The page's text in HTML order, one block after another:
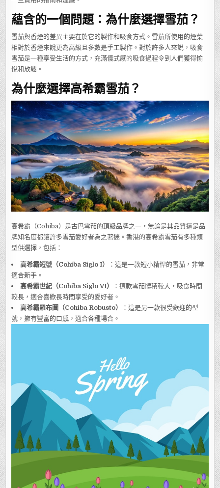
蘊含的一個問題：為什麼選擇雪茄？
雪茄與香煙的差異主要在於它的製作和吸食方式。雪茄所使用的煙葉
相對於香煙來說更為高級且多數是手工製作。對於許多人來說，吸食
雪茄是一種享受生活的方式，充滿儀式感的吸食過程令到人們獲得愉
悅和放鬆。
為什麼選擇高希霸雪茄？
高希霸（Cohiba）是古巴雪茄的頂級品牌之一，無論是其品質還是品
牌知名度都讓許多雪茄愛好者為之著迷。香港的高希霸雪茄有多種類
型供選擇，包括：
高希霸短號（Cohiba Siglo I）
：這是一款短小精悍的雪茄，非常
適合新手。
高希霸世紀（Cohiba Siglo VI）
：這款雪茄體積較大，吸食時間
較長，適合喜歡長時間享受的愛好者。
高希霸羅布圖（Cohiba Robusto）
：這是另一款很受歡迎的型
號，擁有豐富的口感，適合各種場合。